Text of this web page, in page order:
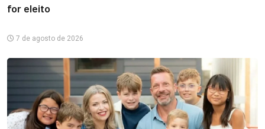
for eleito
7 de agosto de 2026